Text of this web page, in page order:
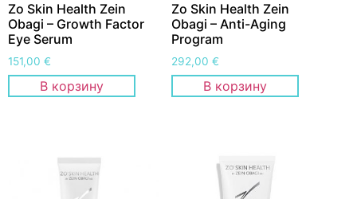
Zo Skin Health Zein
Obagi – Growth Factor
Eye Serum
151,00 €
В корзину
Zo Skin Health Zein
Obagi – Anti-Aging
Program
292,00€
В корзину